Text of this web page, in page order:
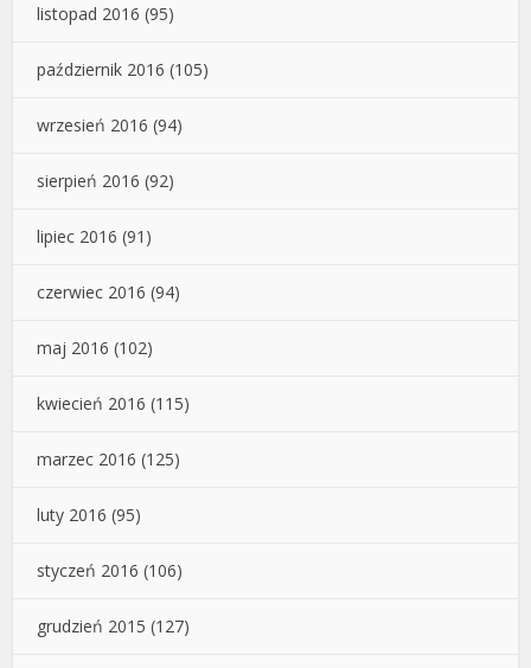
listopad 2016 (95)
październik 2016 (105)
wrzesień 2016 (94)
sierpień 2016 (92)
lipiec 2016 (91)
czerwiec 2016 (94)
maj 2016 (102)
kwiecień 2016 (115)
marzec 2016 (125)
luty 2016 (95)
styczeń 2016 (106)
grudzień 2015 (127)